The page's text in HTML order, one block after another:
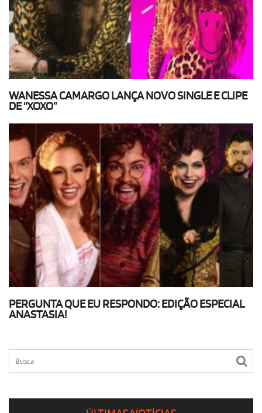
WANESSA CAMARGO LANÇA NOVO SINGLE E CLIPE
DE “XOXO”
PERGUNTA QUE EU RESPONDO: EDIÇÃO ESPECIAL
ANASTASIA!